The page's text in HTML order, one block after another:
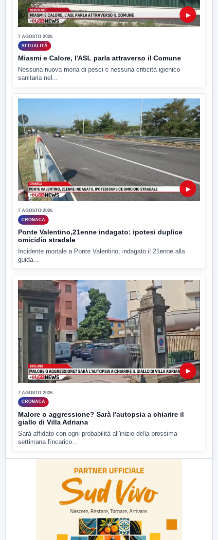
▶
7 AGOSTO 2026
ATTUALITÀ
Miasmi e Calore, l'ASL parla attraverso il Comune
Nessuna nuova moria di pesci e nessuna criticità igienico-
sanitaria nel...
▶
7 AGOSTO 2026
CRONACA
Ponte Valentino,21enne indagato: ipotesi duplice
omicidio stradale
Incidente mortale a Ponte Valentino, indagato il 21enne alla
guida...
▶
7 AGOSTO 2026
CRONACA
Malore o aggressione? Sarà l'autopsia a chiarire il
giallo di Villa Adriana
Sarà affidato con ogni probabilità all'inizio della prossima
settimana l'incarico...